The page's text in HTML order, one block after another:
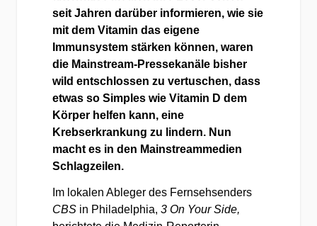
seit Jahren darüber informieren, wie sie
mit dem Vitamin das eigene
Immunsystem stärken können, waren
die Mainstream-Pressekanäle bisher
wild entschlossen zu vertuschen, dass
etwas so Simples wie Vitamin D dem
Körper helfen kann, eine
Krebserkrankung zu lindern. Nun
macht es in den Mainstreammedien
Schlagzeilen.
Im lokalen Ableger des Fernsehsenders
CBS in Philadelphia, 3 On Your Side,